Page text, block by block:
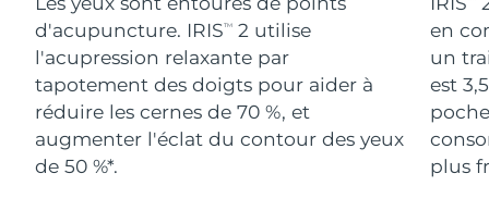
d'acupuncture. IRISTM
2 utilise
l'acupression relaxante par
tapotement des doigts pour aider à
réduire les cernes de 70 %, et
augmenter l'éclat du contour des yeux
de 50 %*.
en
un
est
plus
For healthy hair
18% PAP
Cosmétiques Hommes
Acheter tout
Israël Livraison estimée 8/15/26
Italie Livraison estimée 8/11/26
Livraison estimée 8/14/26
Jersey 8/16/26